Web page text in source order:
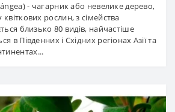
- чагарник або невелике дерево,
рослин, з сімейства
близько 80 видів, найчастіше
в Південних і Східних регіонах Азії та